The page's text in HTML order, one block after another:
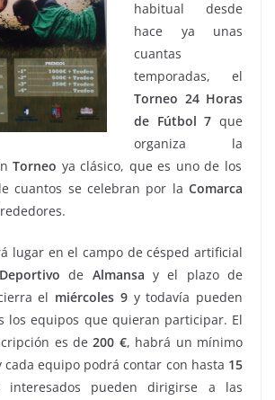
habitual desde
hace ya unas
cuantas
temporadas, el
Torneo 24 Horas
de Fútbol 7 que
organiza la
Torneo ya clásico, que es uno de los
cuantos se celebran por la Comarca
lugar en el campo de césped artificial
Deportivo de Almansa y el plazo de
el miércoles 9y todavía pueden
los equipos que quieran participar. El
es de200 €, habrá un mínimo
cada equipo podrá contar con hasta 15
interesados pueden dirigirse a las